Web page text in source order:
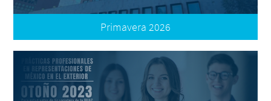
Primavera 2026